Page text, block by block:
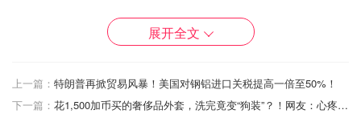
这波“削减登机行李”的操作早已引起轩然大波，加拿大航空
公司高管上个月甚至被国会议员“拷问”，要求解释这一变
航空公司高管们回应称，如果政府想让机票更便宜，就应该
展开全文
上一篇： 特朗普再掀贸易风暴！美国对钢铝进口关税提高一倍至50%！
下一篇：
花1,500加币买的奢侈品外套，洗完竟变“狗装”？！网友：心疼但忍不住笑！